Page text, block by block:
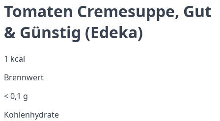
Tomaten Cremesuppe, Gut
& Günstig (Edeka)
1 kcal
Brennwert
< 0,1 g
Kohlenhydrate